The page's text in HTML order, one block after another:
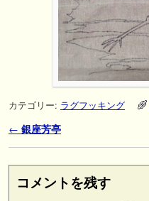
カテゴリー: ラグフッキング
投稿ナビゲーション
← 銀座芳亭
コメントを残す